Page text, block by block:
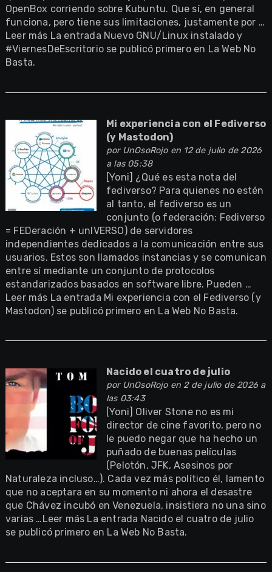
OpenBox corriendo sobre Kubuntu. Que sí, en general
funciona, pero tiene sus limitaciones, justamente por …
Leer más La entrada Nuevo GNU/Linux instalado y
#ViernesDeEscritorio se publicó primero en La Web No
Basta.
Mi experiencia con el Fediverso
(y Mastodon)
por UnOsoRojoen 12 de julio de 2026
a las 05:38
[Yoni] ¿Qué es esta nota del
fediverso? Para quienes no estén
al tanto, el fediverso es un
conjunto (o federación: Fediverso
= FEDeración + unIVERSO) de servidores
independientes dedicados a la comunicación entre sus
usuarios. Estos son llamados instancias y se comunican
entre sí mediante un conjunto de protocolos
estandarizados basados en software libre. Pueden …
Leer más La entrada Mi experiencia con el Fediverso (y
Mastodon) se publicó primero en La Web No Basta.
Nacido el cuatro de julio
por UnOsoRojoen 2 de julio de 2026 a
las 03:43
[Yoni] Oliver Stone no es mi
director de cine favorito, pero no
le puedo negar que ha hecho un
puñado de buenas películas
(Pelotón, JFK, Asesinos por
Naturaleza incluso…). Cada vez más político él, lamento
que no aceptara en su momento ni ahora el desastre
que Chávez incubó en Venezuela, insistiera no una sino
varias …Leer más La entrada Nacido el cuatro de julio
se publicó primero en La Web No Basta.